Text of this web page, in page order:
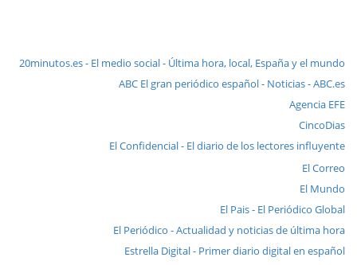
20minutos.es - El medio social - Última hora, local, España y el mundo
ABC El gran periódico español - Noticias - ABC.es
Agencia EFE
CincoDias
El Confidencial - El diario de los lectores influyente
El Correo
El Mundo
El Pais - El Periódico Global
El Periódico - Actualidad y noticias de última hora
Estrella Digital - Primer diario digital en español